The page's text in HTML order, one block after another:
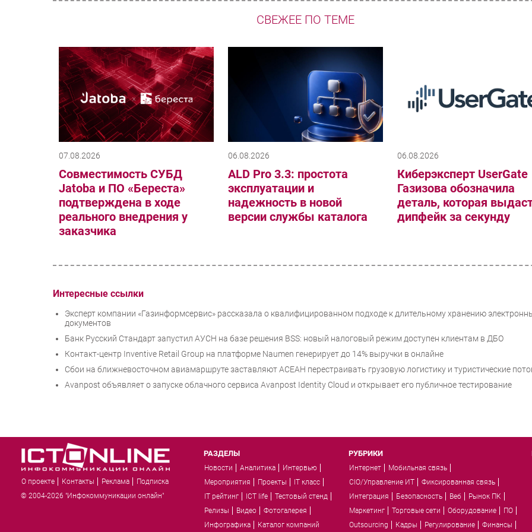
СВЕЖЕЕ ПО ТЕМЕ
07.08.2026
Совместимость СУБД
Jatoba и ПО «Береста»
подтверждена в ходе
реального внедрения у
заказчика
06.08.2026
ALD Pro 3.3: простота
эксплуатации и
надежность в новой
версии службы каталога
06.08.2026
Киберэксперт UserGate
Газизова обозначила
деталь, которая
дипфейк за секунду
Интересные ссылки
Эксперт компании «Газинформсервис» рассказала о квалифицированном подходе к длительному хранению
документов
Банк Русский Стандарт запустил АУСН на базе решения BSS: новый налоговый режим доступен клиентам в ДБО
Контакт-центр Inventive Retail Group на платформе Naumen генерирует до 14% выручки в онлайне
Сбои на ближневосточном авиамаршруте заставляют АСЕАН перестраивать грузовую логистику и туристические
Avanpost объявляет о запуске облачного сервиса Avanpost Identity Cloud и открывает его публичное тестирование
О проекте Контакты Реклама
Подписка
© 2004-2026 "Инфокоммуникации онлайн"
РАЗДЕЛЫ
Новости Аналитика
Интервью
Мероприятия
Проекты
IT класс
IT рейтинг
ICT life
Тестовый стенд
Релизы
Видео
Фотогалерея
Инфографика
Каталог компаний
РУБРИКИ
Интернет
Мобильная связь
CIO/Управление ИТ
Фиксированная связь
Интеграция
Безопасность Веб
Рынок ПК
Маркетинг
Торговые сети Оборудование
ПО
Outsourcing
Кадры Регулирование Финансы